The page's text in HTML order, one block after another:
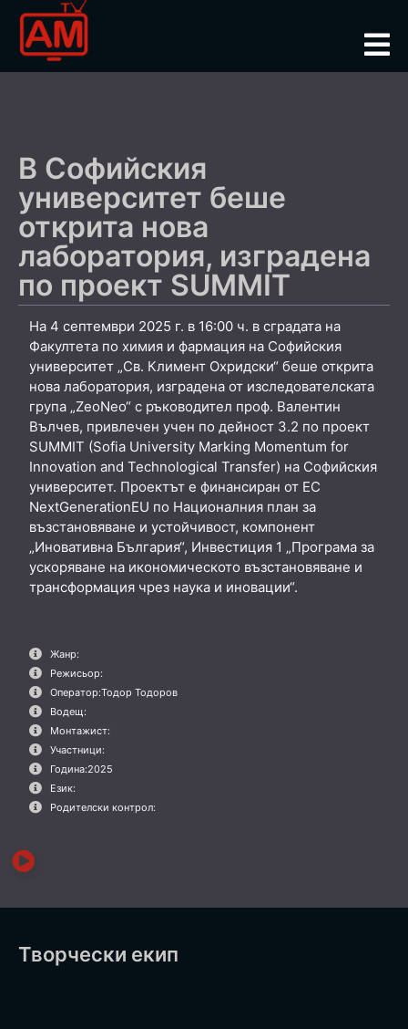
В Софийския
университет беше
открита нова
лаборатория, изградена
по проект SUMMIT
На 4 септември 2025 г. в 16:00 ч. в сградата на
Факултета по химия и фармация на Софийския
университет „Св. Климент Охридски“ беше открита
нова лаборатория, изградена от изследователската
група „ZeoNeo“ с ръководител проф. Валентин
Вълчев, привлечен учен по дейност 3.2 по проект
SUMMIT (Sofia University Marking Momentum for
Innovation and Technological Transfer) на Софийския
университет. Проектът е финансиран от ЕС
NextGenerationEU по Националния план за
възстановяване и устойчивост, компонент
„Иновативна България“, Инвестиция 1 „Програма за
ускоряване на икономическото възстановяване и
трансформация чрез наука и иновации“.
Жанр:
Режисьор:
Оператор:Тодор Тодоров
Водещ:
Монтажист:
Участници:
Година:2025
Език:
Родителски контрол:
Творчески екип